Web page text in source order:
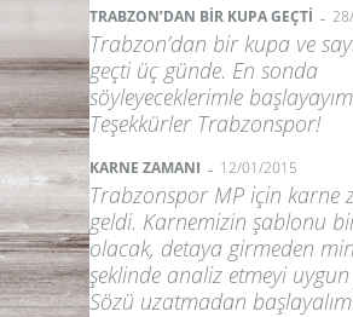
TRABZON’DAN BİR KUPA GEÇTİ -
Trabzon’dan bir kupa ve
geçti üç günde. En sonda
söyleyeceklerimle
Teşekkürler Trabzonspor!
KARNE ZAMANI - 12/01/2015
Trabzonspor MP için karne
geldi. Karnemizin şablonu
olacak, detaya girmeden
şeklinde analiz etmeyi
Sözü uzatmadan